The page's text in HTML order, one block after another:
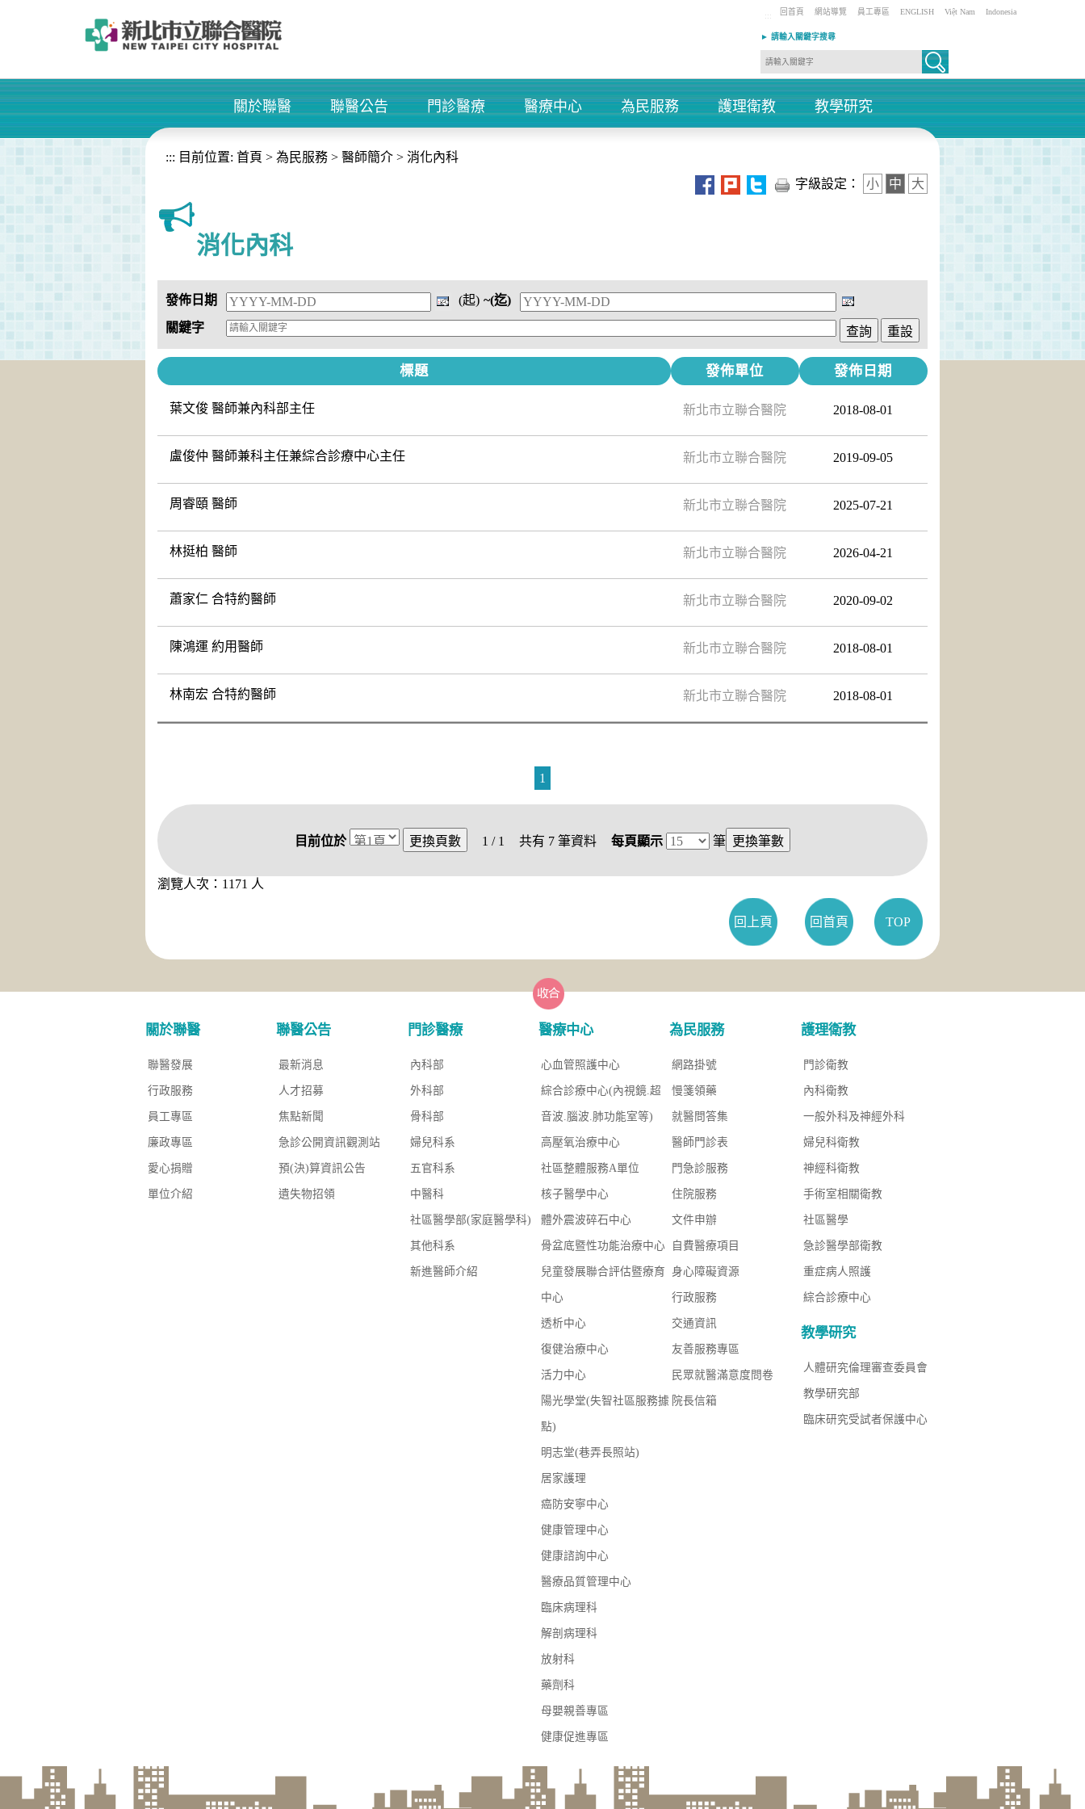
::: 回首頁 網站導覽 員工專區 ENGLISH Việt Nam Indonesia
► 請輸入關鍵字搜尋
+
關於聯醫
+
聯醫公告
+
門診醫療
+
醫療中心
+
為民服務
+
護理衛教
+
教學研究
::: 目前位置: 首頁 > 為民服務 > 醫師簡介 > 消化內科
字級設定：
小 中 大
消化內科
發佈日期 (起) ~(迄)
關鍵字
標題 發佈單位 發佈日期
葉文俊 醫師兼內科部主任 新北市立聯合醫院 2018-08-01
盧俊仲 醫師兼科主任兼綜合診療中心主任 新北市立聯合醫院 2019-09-05
周睿頤 醫師 新北市立聯合醫院 2025-07-21
林挺柏 醫師 新北市立聯合醫院 2026-04-21
蕭家仁 合特約醫師 新北市立聯合醫院 2020-09-02
陳鴻運 約用醫師 新北市立聯合醫院 2018-08-01
林南宏 合特約醫師 新北市立聯合醫院 2018-08-01
1
目前位於 1 / 1 共有 7 筆資料 每頁顯示 筆
瀏覽人次：1171 人
回上頁 回首頁 TOP
關於聯醫
聯醫發展
行政服務
員工專區
廉政專區
愛心捐贈
單位介紹
聯醫公告
最新消息
人才招募
焦點新聞
急診公開資訊觀測站
預(決)算資訊公告
遺失物招領
門診醫療
內科部
外科部
骨科部
婦兒科系
五官科系
中醫科
社區醫學部(家庭醫學科)
其他科系
新進醫師介紹
醫療中心
心血管照護中心
綜合診療中心(內視鏡.超
音波.腦波.肺功能室等)
高壓氧治療中心
社區整體服務A單位
核子醫學中心
體外震波碎石中心
骨盆底暨性功能治療中心
兒童發展聯合評估暨療育
中心
透析中心
復健治療中心
活力中心
陽光學堂(失智社區服務據
點)
明志堂(巷弄長照站)
居家護理
癌防安寧中心
健康管理中心
健康諮詢中心
醫療品質管理中心
臨床病理科
解剖病理科
放射科
藥劑科
母嬰親善專區
健康促進專區
為民服務
網路掛號
慢箋領藥
就醫問答集
醫師門診表
門急診服務
住院服務
文件申辦
自費醫療項目
身心障礙資源
行政服務
交通資訊
友善服務專區
民眾就醫滿意度問卷
院長信箱
護理衛教
門診衛教
內科衛教
一般外科及神經外科
婦兒科衛教
神經科衛教
手術室相關衛教
社區醫學
急診醫學部衛教
重症病人照護
綜合診療中心
教學研究
人體研究倫理審查委員會
教學研究部
臨床研究受試者保護中心